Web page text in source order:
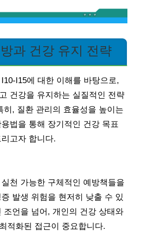
과 건강 유지 전략
I15에 대한 이해를 바탕으로,
건강을 유지하는 실질적인 전략
히, 질환 관리의 효율성을 높이는
법을 통해 장기적인 건강 목표
고자 합니다.
천 가능한 구체적인 예방책들을
발생 위험을 현저히 낮출 수 있
조언을 넘어, 개인의 건강 상태와
적화된 접근이 중요합니다.